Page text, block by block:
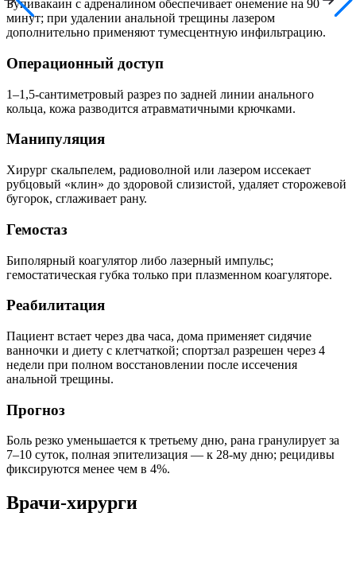
Бупивакаин с адреналином обеспечивает онемение на 90
минут; при удалении анальной трещины лазером
дополнительно применяют тумесцентную инфильтрацию.
Операционный доступ
1–1,5-сантиметровый разрез по задней линии анального
кольца, кожа разводится атравматичными крючками.
Манипуляция
Хирург скальпелем, радиоволной или лазером иссекает
рубцовый «клин» до здоровой слизистой, удаляет сторожевой
бугорок, сглаживает рану.
Гемостаз
Биполярный коагулятор либо лазерный импульс;
гемостатическая губка только при плазменном коагуляторе.
Реабилитация
Пациент встает через два часа, дома применяет сидячие
ванночки и диету с клетчаткой; спортзал разрешен через 4
недели при полном восстановлении после иссечения
анальной трещины.
Прогноз
Боль резко уменьшается к третьему дню, рана гранулирует за
7–10 суток, полная эпителизация — к 28-му дню; рецидивы
фиксируются менее чем в 4%.
Врачи-хирурги